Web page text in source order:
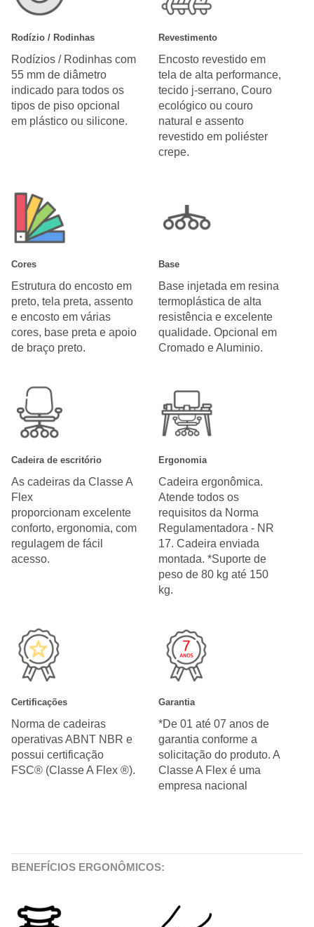
Rodízio / Rodinhas
Rodízios / Rodinhas com
55 mm de diâmetro
indicado para todos os
tipos de piso opcional
em plástico ou silicone.
Revestimento
Encosto revestido em
tela de alta performance,
tecido j-serrano, Couro
ecológico ou couro
natural e assento
revestido em poliéster
crepe.
Cores
Estrutura do encosto em
preto, tela preta, assento
e encosto em várias
cores, base preta e apoio
de braço preto.
Base
Base injetada em resina
termoplástica de alta
resistência e excelente
qualidade. Opcional em
Cromado e Aluminio.
Cadeira de escritório
As cadeiras da Classe A
Flex
proporcionam excelente
conforto, ergonomia, com
regulagem de fácil
acesso.
Ergonomia
Cadeira ergonômica.
Atende todos os
requisitos da Norma
Regulamentadora - NR
17. Cadeira enviada
montada. *Suporte de
peso de 80 kg até 150
kg.
Certificações
Norma de cadeiras
operativas ABNT NBR e
possui certificação
FSC® (Classe A Flex ®).
Garantia
*De 01 até 07 anos de
garantia conforme a
solicitação do produto. A
Classe A Flex é uma
empresa nacional
BENEFÍCIOS ERGONÔMICOS: